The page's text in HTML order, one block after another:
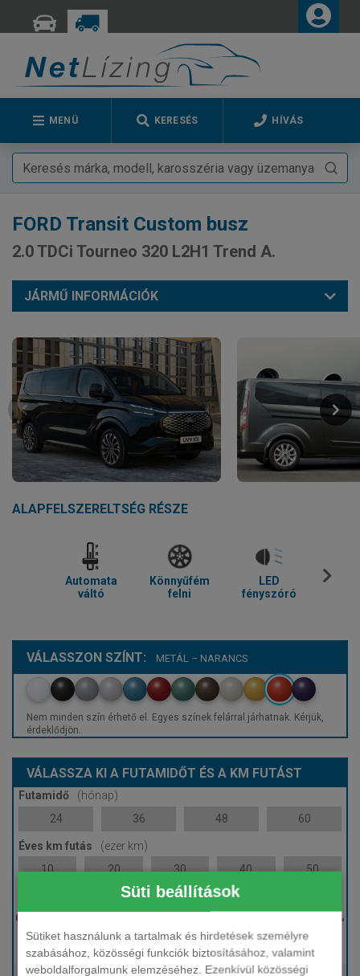
Süti beállítások
Sütiket használunk a tartalmak és hirdetések személyre
szabásához, közösségi funkciók biztosításához, valamint
weboldalforgalmunk elemzéséhez. Ezenkívül közösségi
MENÜ KERESÉS HÍVÁS
FORD Transit Custom busz
2.0 TDCi Tourneo 320 L2H1 Trend A.
JÁRMŰ INFORMÁCIÓK
ALAPFELSZERELTSÉG RÉSZE
Automata
váltó
Könnyűfém
felni
LED
fényszóró
VÁLASSZON SZÍNT: METÁL – NARANCS
Nem minden szín érhető el. Egyes színek felárral járhatnak. Kérjük,
érdeklődjön.
VÁLASSZA KI A FUTAMIDŐT ÉS A KM FUTÁST
Futamidő
(hónap)
24
36 48 60
Éves km futás
(ezer km)
10
20 30 40 50
0 %